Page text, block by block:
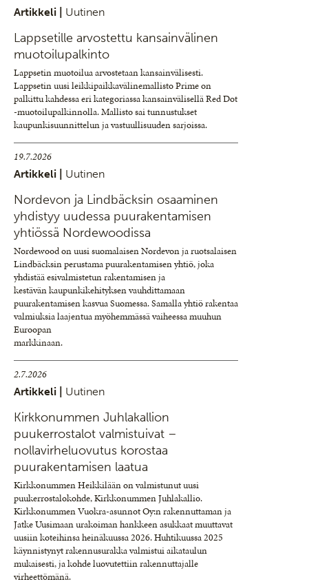
Artikkeli | Uutinen
Lappsetille arvostettu kansainvälinen
muotoilupalkinto
Lappsetin muotoilua arvostetaan kansainvälisesti.
Lappsetin uusi leikkipaikkavälinemallisto Prime on
palkittu kahdessa eri kategoriassa kansainvälisellä Red Dot
-muotoilupalkinnolla. Mallisto sai tunnustukset
kaupunkisuunnittelun ja vastuullisuuden sarjoissa.
19.7.2026
Artikkeli | Uutinen
Nordevon ja Lindbäcksin osaaminen
yhdistyy uudessa puurakentamisen
yhtiössä Nordewoodissa
Nordewood on uusi suomalaisen Nordevon ja ruotsalaisen
Lindbäcksin perustama puurakentamisen yhtiö, joka
yhdistää esivalmistetun rakentamisen ja
kestävän kaupunkikehityksen vauhdittamaan
puurakentamisen kasvua Suomessa. Samalla yhtiö rakentaa
valmiuksia laajentua myöhemmässä vaiheessa muuhun
Euroopan
markkinaan.
2.7.2026
Artikkeli | Uutinen
Kirkkonummen Juhlakallion
puukerrostalot valmistuivat –
nollavirheluovutus korostaa
puurakentamisen laatua
Kirkkonummen Heikkilään on valmistunut uusi
puukerrostalokohde, Kirkkonummen Juhlakallio.
Kirkkonummen Vuokra-asunnot Oy:n rakennuttaman ja
Jatke Uusimaan urakoiman hankkeen asukkaat muuttavat
uusiin koteihinsa heinäkuussa 2026. Huhtikuussa 2025
käynnistynyt rakennusurakka valmistui aikataulun
mukaisesti, ja kohde luovutettiin rakennuttajalle
virheettömänä.